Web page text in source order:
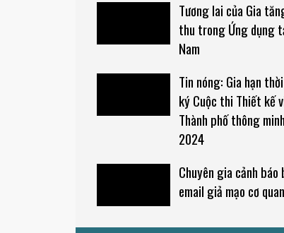
Tương lai của Gia
thu trong Ứng dụng
Nam
Tin nóng: Gia hạn
ký Cuộc thi Thiết kế
Thành phố thông
2024
Chuyên gia cảnh
email giả mạo cơ